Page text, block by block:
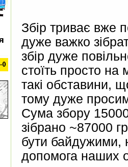
Збір триває вже
дуже важко
збір дуже
стоїть просто на
такі обставини,
тому дуже
Сума збору
зібрано ~87000
бути байдужими,
допомога наших